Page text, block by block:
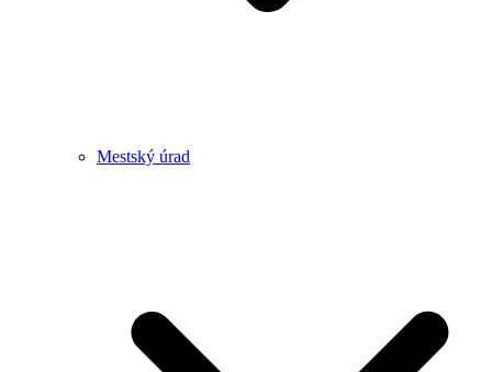
Mestský úrad